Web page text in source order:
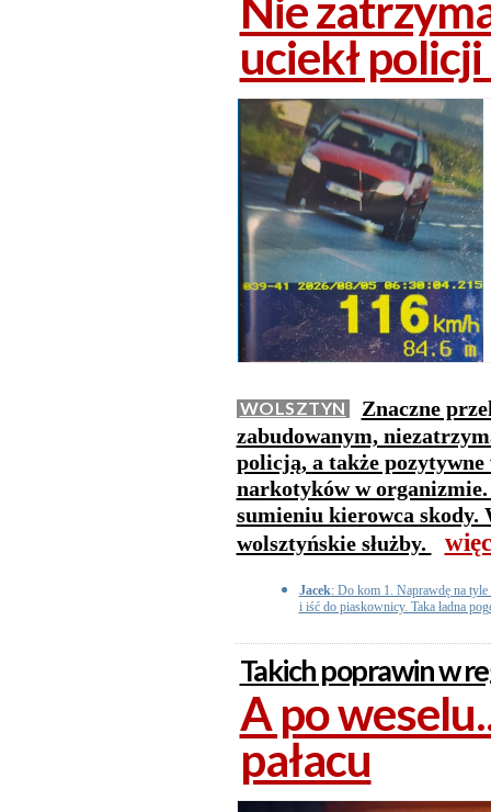
Nie
uciekł
WOLSZTYN
Znaczne
zabudowanym,
policją, a także
narkotyków w
sumieniu kierowca skody.
wolsztyńskie służby.
Jacek: Do kom 1. Naprawdę na tyle
i iść do piaskownicy. Taka ładna
Takich poprawin w
A po
pałacu